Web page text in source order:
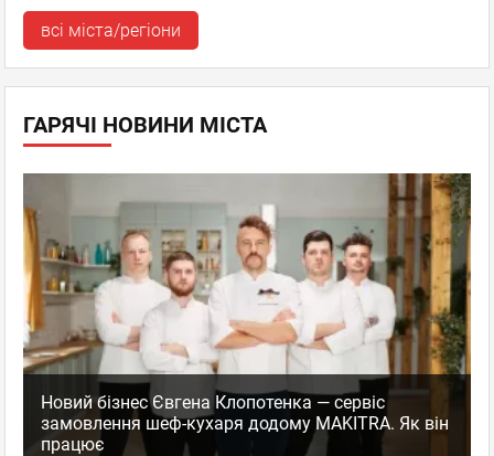
всі міста/регіони
ГАРЯЧІ НОВИНИ МІСТА
Новий бізнес Євгена Клопотенка — сервіс
замовлення шеф-кухаря додому MAKITRA. Як він
працює